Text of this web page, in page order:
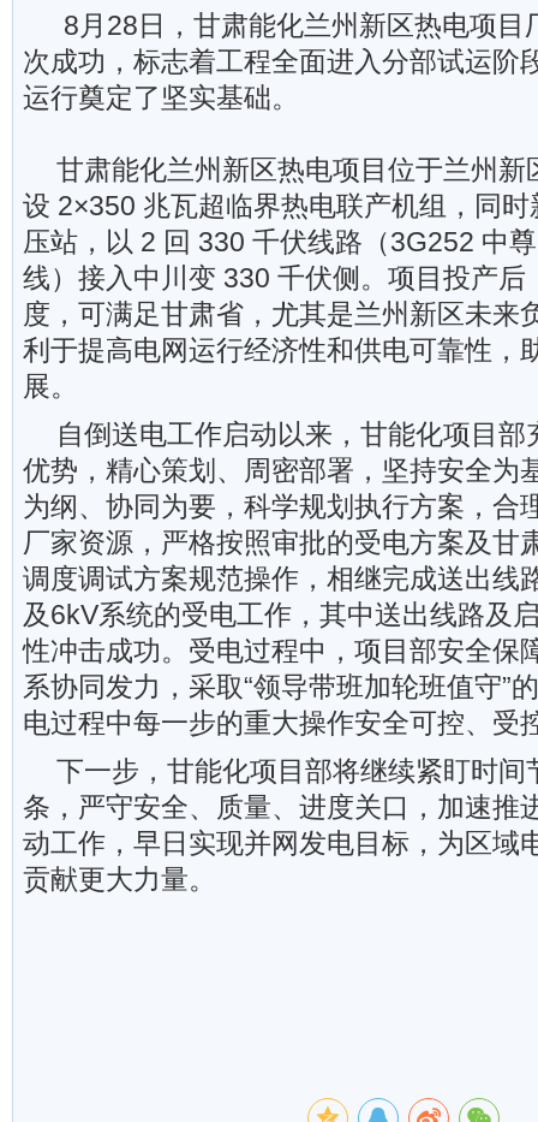
8月28日，甘肃能化兰州新区热电项目
次成功，标志着工程全面进入分部试运阶
运行奠定了坚实基础。
甘肃能化兰州新区热电项目位于兰州新
设 2×350 兆瓦超临界热电联产机组，同
压站，以 2 回 330 千伏线路（3G252 中
线）接入中川变 330 千伏侧。项目投产后
度，可满足甘肃省，尤其是兰州新区未来
利于提高电网运行经济性和供电可靠性，
展。
自倒送电工作启动以来，甘能化项目
优势，精心策划、周密部署，坚持安全为
为纲、协同为要，科学规划执行方案，合
厂家资源，严格按照审批的受电方案及甘
调度调试方案规范操作，相继完成送出线
及6kV系统的受电工作，其中送出线路及
性冲击成功。受电过程中，项目部安全保
系协同发力，采取“领导带班加轮班值守”
电过程中每一步的重大操作安全可控、受
下一步，甘能化项目部将继续紧盯时间
条，严守安全、质量、进度关口，加速推
动工作，早日实现并网发电目标，为区域
贡献更大力量。